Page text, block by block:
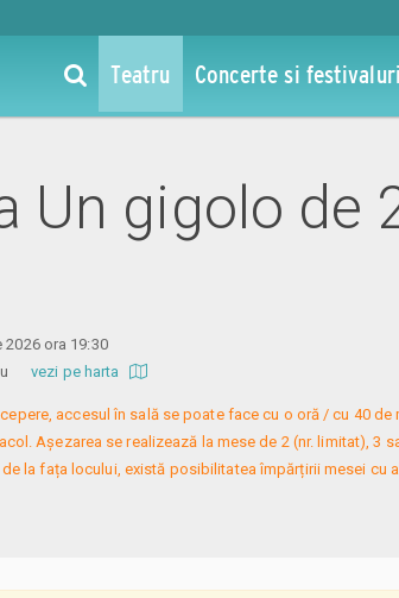
Teatru Concerte si festivaluri
Un gigolo de
ora 19:30
vezi pe harta
accesul în sală se poate face cu o oră / cu 40
Așezarea se realizează la mese de 2 (nr. limitat), 3
la fața locului, există posibilitatea împărțirii mesei cu